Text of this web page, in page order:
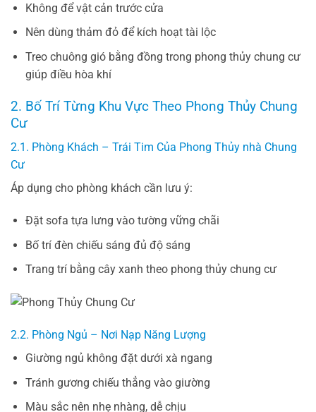
Không để vật cản trước cửa
Nên dùng thảm đỏ để kích hoạt tài lộc
Treo chuông gió bằng đồng trong phong thủy chung cư
giúp điều hòa khí
2. Bố Trí Từng Khu Vực Theo Phong Thủy Chung
Cư
2.1. Phòng Khách – Trái Tim Của Phong Thủy nhà Chung
Cư
Áp dụng cho phòng khách cần lưu ý:
Đặt sofa tựa lưng vào tường vững chãi
Bố trí đèn chiếu sáng đủ độ sáng
Trang trí bằng cây xanh theo phong thủy chung cư
2.2. Phòng Ngủ – Nơi Nạp Năng Lượng
Giường ngủ không đặt dưới xà ngang
Tránh gương chiếu thẳng vào giường
Màu sắc nên nhẹ nhàng, dễ chịu